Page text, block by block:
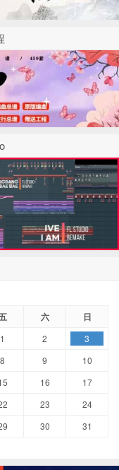
六 日
1 2
3
8 9
10
16
17
23
24
30
31